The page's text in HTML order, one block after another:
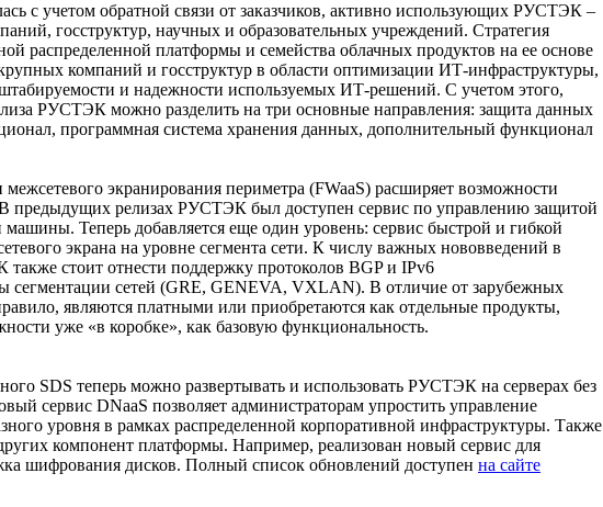
с учетом обратной связи от заказчиков, активно использующих РУСТЭК –
госструктур, научных и образовательных учреждений. Стратегия
распределенной платформы и семейства облачных продуктов на ее основе
компаний и госструктур в области оптимизации ИТ-инфраструктуры,
и надежности используемых ИТ-решений. С учетом этого,
РУСТЭК можно разделить на три основные направления: защита данных
программная система хранения данных, дополнительный функционал
экранирования периметра (FWaaS) расширяет возможности
предыдущих релизах РУСТЭК был доступен сервис по управлению защитой
машины. Теперь добавляется еще один уровень: сервис быстрой и гибкой
экрана на уровне сегмента сети. К числу важных нововведений в
стоит отнести поддержку протоколов BGP и IPv6
сегментации сетей (GRE, GENEVA, VXLAN). В отличие от зарубежных
являются платными или приобретаются как отдельные продукты,
уже «в коробке», как базовую функциональность.
SDS теперь можно развертывать и использовать РУСТЭК на серверах без
сервис DNaaS позволяет администраторам упростить управление
уровня в рамках распределенной корпоративной инфраструктуры. Также
компонент платформы. Например, реализован новый сервис для
шифрования дисков. Полный список обновлений доступен на сайте